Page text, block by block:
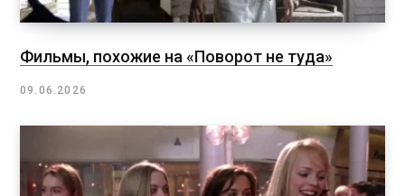
Фильмы, похожие на «Поворот не туда»
09.06.2026